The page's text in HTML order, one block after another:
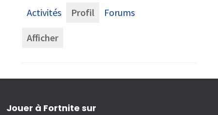
Activités Profil Forums
Afficher
Jouer à Fortnite sur